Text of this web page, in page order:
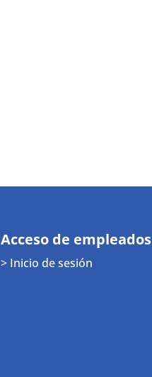
Acceso de empleados
> Inicio de sesión